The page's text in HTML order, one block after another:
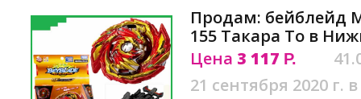
Продам: бейблейд
155 Такара То в
Цена 3 117 Р.
21 сентября 2020 г.